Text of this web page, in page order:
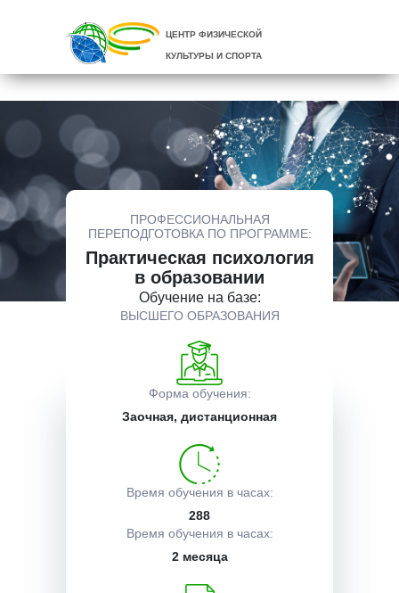
ЦЕНТР ФИЗИЧЕСКОЙ
КУЛЬТУРЫ И СПОРТА
ПРОФЕССИОНАЛЬНАЯ
ПЕРЕПОДГОТОВКА ПО ПРОГРАММЕ:
Практическая психология
в образовании
Обучение на базе:
ВЫСШЕГО ОБРАЗОВАНИЯ
Форма обучения:
Заочная, дистанционная
Время обучения в часах:
288
Время обучения в часах:
2 месяца
Описание курса
Получаемые документы